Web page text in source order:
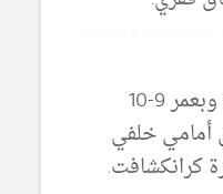
إذا كان الطفل كبير البنية وبعمر 9-10
أمامي خلفي
كرانكشافت.